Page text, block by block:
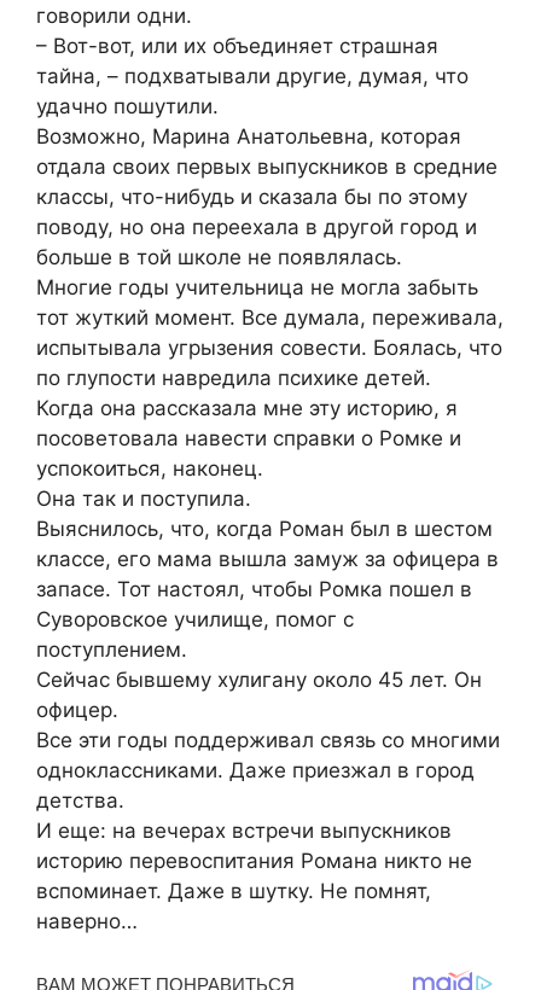
говорили одни.
– Вот-вот, или их объединяет страшная
тайна, – подхватывали другие, думая, что
удачно пошутили.
Возможно, Марина Анатольевна, которая
отдала своих первых выпускников в средние
классы, что-нибудь и сказала бы по этому
поводу, но она переехала в другой город и
больше в той школе не появлялась.
Многие годы учительница не могла забыть
тот жуткий момент. Все думала, переживала,
испытывала угрызения совести. Боялась, что
по глупости навредила психике детей.
Когда она рассказала мне эту историю, я
посоветовала навести справки о Ромке и
успокоиться, наконец.
Она так и поступила.
Выяснилось, что, когда Роман был в шестом
классе, его мама вышла замуж за офицера в
запасе. Тот настоял, чтобы Ромка пошел в
Суворовское училище, помог с
поступлением.
Сейчас бывшему хулигану около 45 лет. Он
офицер.
Все эти годы поддерживал связь со многими
одноклассниками. Даже приезжал в город
детства.
И еще: на вечерах встречи выпускников
историю перевоспитания Романа никто не
вспоминает. Даже в шутку. Не помнят,
наверно…